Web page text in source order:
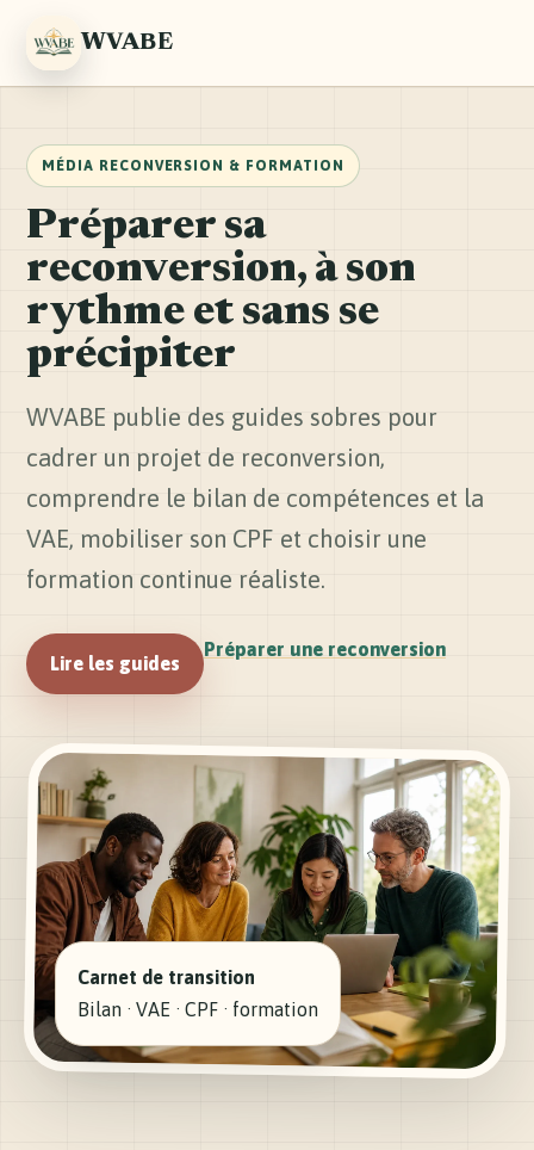
WVABE
MÉDIA RECONVERSION & FORMATION
Préparer sa
reconversion, à son
rythme et sans se
précipiter
WVABE publie des guides sobres pour
cadrer un projet de reconversion,
comprendre le bilan de compétences et la
VAE, mobiliser son CPF et choisir une
formation continue réaliste.
Lire les guides
Préparer une reconversion
Carnet de transition
Bilan · VAE · CPF · formation